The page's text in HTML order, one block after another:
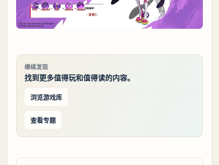
继续发现
找到更多值得玩和值得读的内容。
浏览游戏库
查看专题